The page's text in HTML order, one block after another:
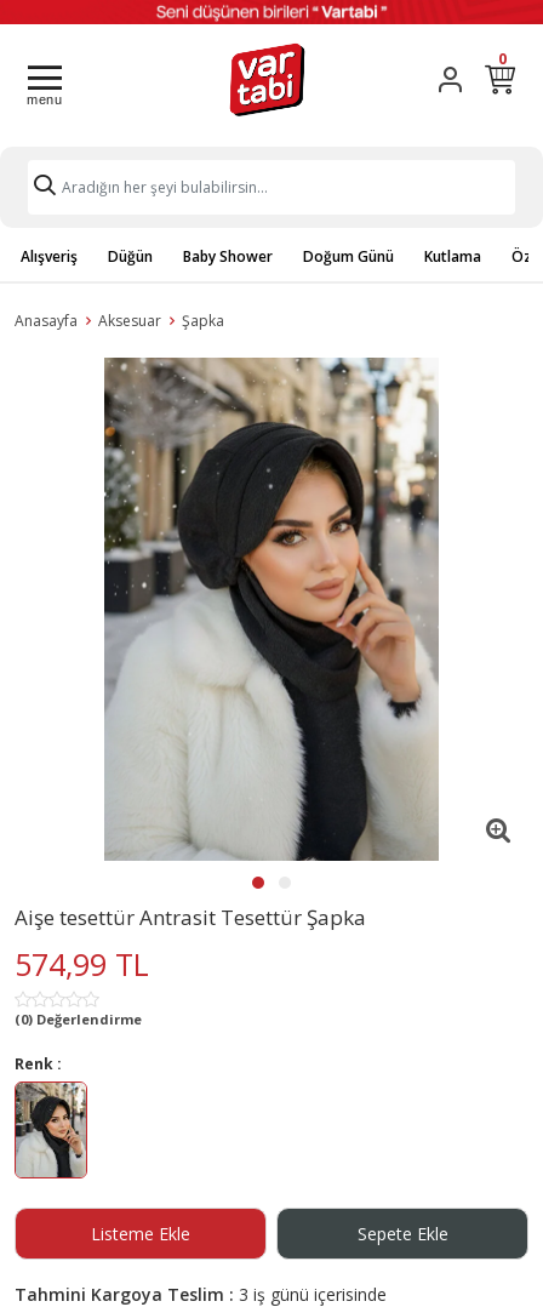
0
Alışveriş Düğün Baby Shower Doğum Günü Kutlama
Anasayfa Aksesuar Şapka
Aişe tesettür Antrasit Tesettür Şapka
574,99 TL
(0) Değerlendirme
Renk :
Listeme Ekle Sepete Ekle
Tahmini Kargoya Teslim : 3 iş günü içerisinde